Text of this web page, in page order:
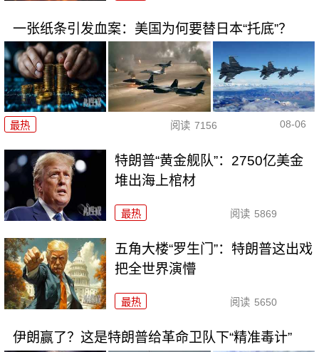
一张纸条引发血案：美国为何要替日本“托底”？
最热 阅读 7156 08-06
特朗普“黄金舰队”：2750亿美金
堆出海上棺材
最热 阅读 5869
五角大楼“罗生门”：特朗普这出戏
把全世界演懵
最热 阅读 5650
伊朗赢了？这是特朗普给革命卫队下“精准毒计”